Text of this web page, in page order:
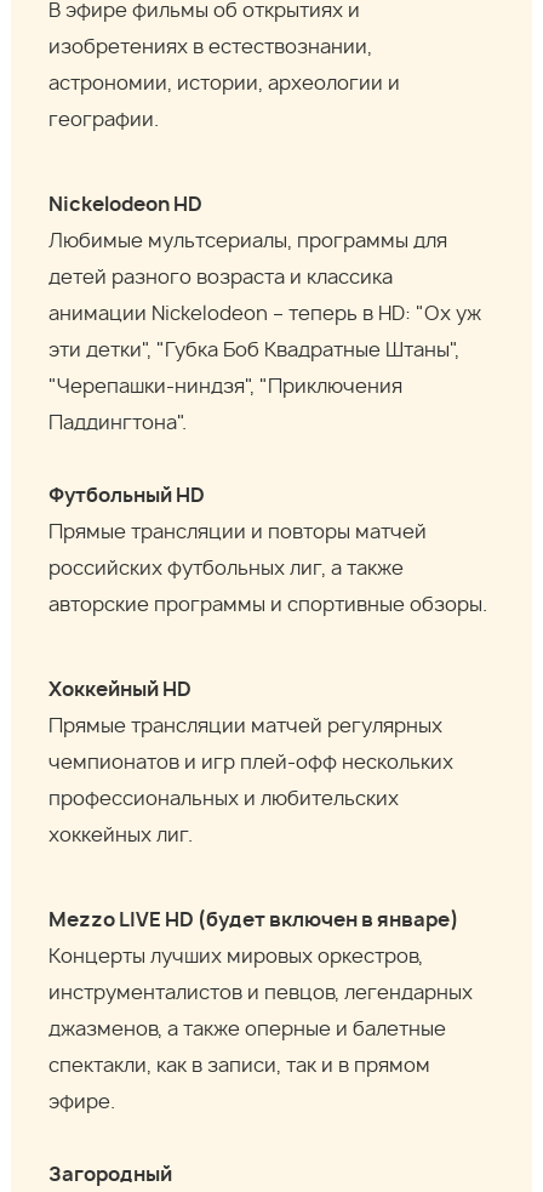
В эфире фильмы об открытиях и
изобретениях в естествознании,
астрономии, истории, археологии и
географии.
Nickelodeon HD
Любимые мультсериалы, программы для
детей разного возраста и классика
анимации Nickelodeon – теперь в HD: "Ох уж
эти детки", "Губка Боб Квадратные Штаны",
"Черепашки-ниндзя", "Приключения
Паддингтона".
Футбольный HD
Прямые трансляции и повторы матчей
российских футбольных лиг, а также
авторские программы и спортивные обзоры.
Хоккейный HD
Прямые трансляции матчей регулярных
чемпионатов и игр плей-офф нескольких
профессиональных и любительских
хоккейных лиг.
Mezzo LIVE HD (будет включен в январе)
Концерты лучших мировых оркестров,
инструменталистов и певцов, легендарных
джазменов, а также оперные и балетные
спектакли, как в записи, так и в прямом
эфире.
Загородный